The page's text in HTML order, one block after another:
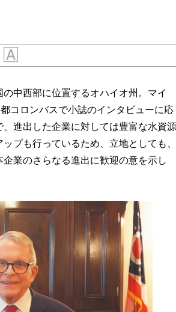
中西部に位置するオハイオ州。マイ
コロンバスで小誌のインタビューに応
進出した企業に対しては豊富な水資源
プも行っているため、立地としても、
業のさらなる進出に歓迎の意を示し